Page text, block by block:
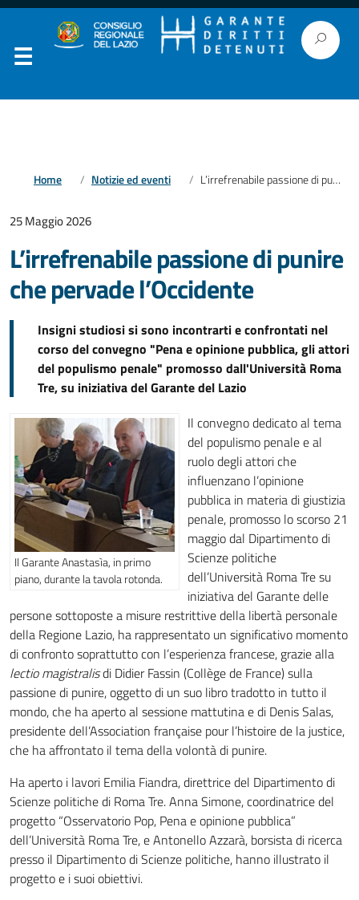
Home Notizie ed eventi L’irrefrenabile passione di punire che pervade l’Occidente
25 Maggio 2026
L’irrefrenabile passione di punire
che pervade l’Occidente
Insigni studiosi si sono incontrarti e confrontati nel
corso del convegno "Pena e opinione pubblica, gli attori
del populismo penale" promosso dall'Università Roma
Tre, su iniziativa del Garante del Lazio
Il Garante Anastasìa, in primo
piano, durante la tavola rotonda.
Il convegno dedicato al tema
del populismo penale e al
ruolo degli attori che
influenzano l’opinione
pubblica in materia di giustizia
penale, promosso lo scorso 21
maggio dal Dipartimento di
Scienze politiche
dell’Università Roma Tre su
iniziativa del Garante delle
persone sottoposte a misure restrittive della libertà personale
della Regione Lazio, ha rappresentato un significativo momento
di confronto soprattutto con l’esperienza francese, grazie alla
lectio magistralisdi Didier Fassin (Collège de France) sulla
passione di punire, oggetto di un suo libro tradotto in tutto il
mondo, che ha aperto al sessione mattutina e di Denis Salas,
presidente dell’Association française pour l’histoire de la justice,
che ha affrontato il tema della volontà di punire.
Ha aperto i lavori Emilia Fiandra, direttrice del Dipartimento di
Scienze politiche di Roma Tre. Anna Simone, coordinatrice del
progetto “Osservatorio Pop, Pena e opinione pubblica”
dell’Università Roma Tre, e Antonello Azzarà, borsista di ricerca
presso il Dipartimento di Scienze politiche, hanno illustrato il
progetto e i suoi obiettivi.